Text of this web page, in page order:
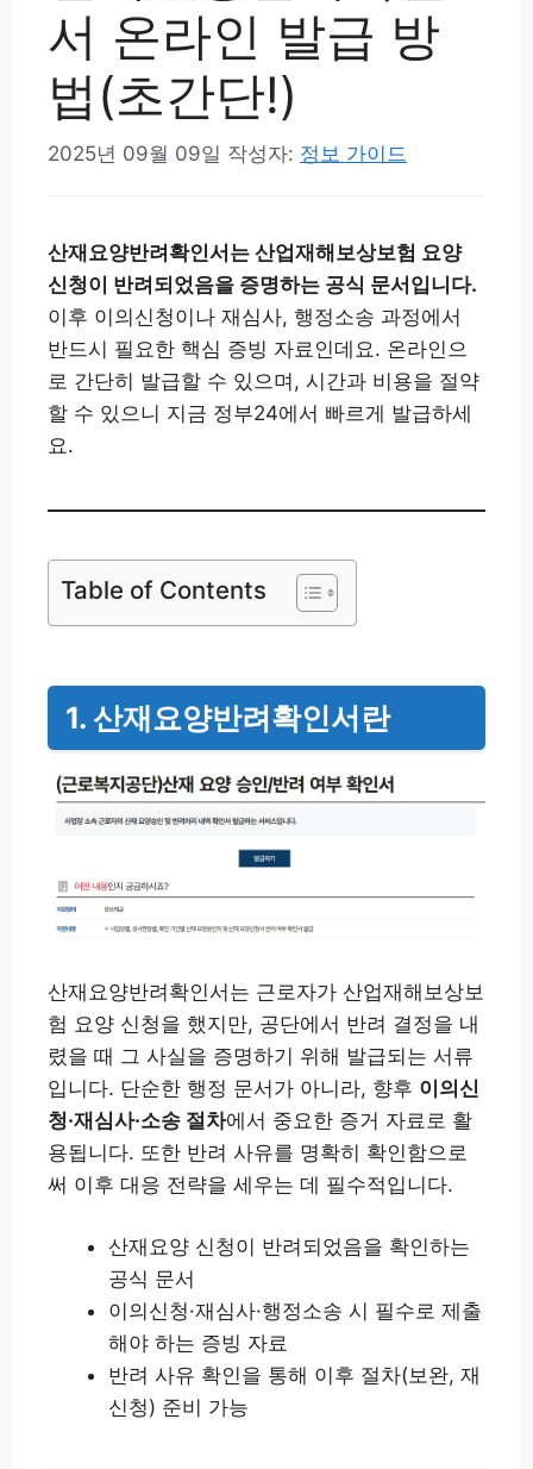
서 온라인 발급 방
법(초간단!)
2025년 09월 09일 작성자: 정보 가이드
산재요양반려확인서는 산업재해보상보험 요양
신청이 반려되었음을 증명하는 공식 문서입니다.
이후 이의신청이나 재심사, 행정소송 과정에서
반드시 필요한 핵심 증빙 자료인데요. 온라인으
로 간단히 발급할 수 있으며, 시간과 비용을 절약
할 수 있으니 지금 정부24에서 빠르게 발급하세
요.
Table of Contents
1. 산재요양반려확인서란
산재요양반려확인서는 근로자가 산업재해보상보
험 요양 신청을 했지만, 공단에서 반려 결정을 내
렸을 때 그 사실을 증명하기 위해 발급되는 서류
입니다. 단순한 행정 문서가 아니라, 향후 이의신
청·재심사·소송 절차에서 중요한 증거 자료로 활
용됩니다. 또한 반려 사유를 명확히 확인함으로
써 이후 대응 전략을 세우는 데 필수적입니다.
산재요양 신청이 반려되었음을 확인하는
공식 문서
이의신청·재심사·행정소송 시 필수로 제출
해야 하는 증빙 자료
반려 사유 확인을 통해 이후 절차(보완, 재
신청) 준비 가능